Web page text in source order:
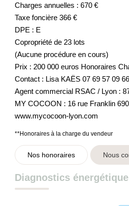
Charges annuelles : 670 €
Taxe foncière 366 €
DPE : E
Copropriété de 23 lots
(Aucune procédure en cours)
Prix : 200 000 euros Honoraires
Contact : Lisa KAËS 07 69 57 09 66
Agent commercial RSAC / Lyon :
MY COCOON : 16 rue Franklin
www.mycocoon-lyon.com
**Honoraires à la charge du vendeur
Nos honoraires Nous
Diagnostics